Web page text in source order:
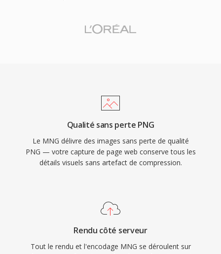
Qualité sans perte PNG
Le MNG délivre des images sans perte de qualité
PNG — votre capture de page web conserve tous les
détails visuels sans artefact de compression.
Rendu côté serveur
Tout le rendu et l'encodage MNG se déroulent sur